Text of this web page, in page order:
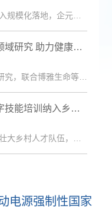
电源强制性国家
健康规划深化细胞与再生医学领域研究 助力健康中国建设
健康规划持续推进细胞与再生医学研究，联合博雅生命等机构探索技术应用，为健康管理与疾病防治注入新动力。
全国人大代表梁倩娟呼吁将数字技能培训纳入乡村振兴政策体系